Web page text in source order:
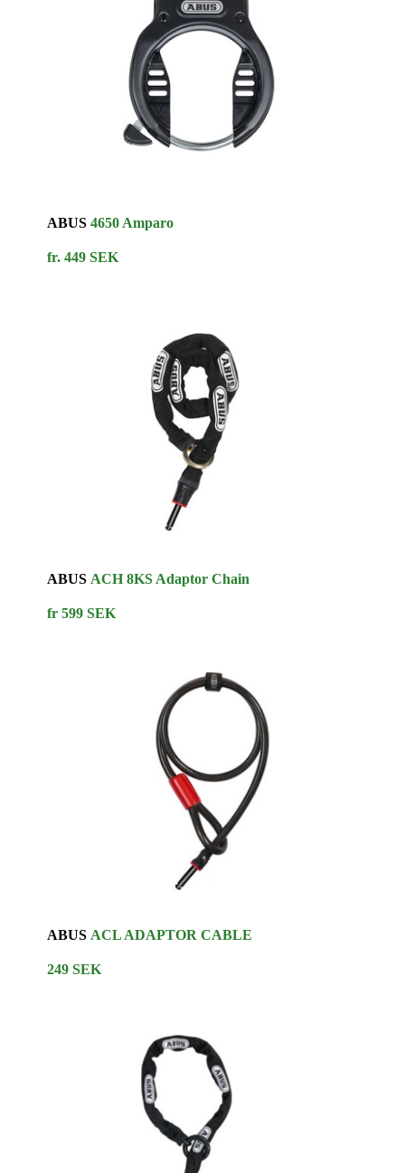
ABUS4650 Amparo
fr. 449 SEK
ABUS ACH 8KS Adaptor Chain
fr 599 SEK
ABUS ACL ADAPTOR CABLE
249 SEK